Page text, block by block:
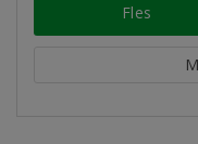
Fles